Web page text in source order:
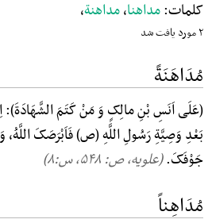
کلمات:مداهنا،مداهنة،
۲ مورد یافت شد
مُدَاهَنَةً
(عَلَی اَنَسِ بْنِ مالِکٍ وَ مَنْ کَتَمَ الشَّهَادَةَ):
بَعْدِ وَصِیَّةِ رَسُولِ اللَّهِ (ص) فَاَبْرَصَکَ اللَّهُ،
جَوْفَکَ.(علویه، ص: ۵۴۸, س:۸)
مُدَاهِناً